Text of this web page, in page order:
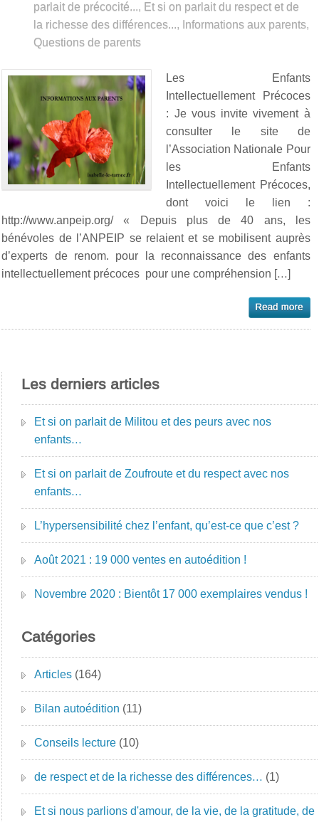
parlait de précocité..., Et si on parlait du respect et de
la richesse des différences..., Informations aux parents,
Questions de parents
Les Enfants
Intellectuellement Précoces
: Je vous invite vivement à
consulter le site de
l’Association Nationale Pour
les Enfants
Intellectuellement Précoces,
dont voici le lien :
http://www.anpeip.org/ « Depuis plus de 40 ans, les
bénévoles de l’ANPEIP se relaient et se mobilisent auprès
d’experts de renom. pour la reconnaissance des enfants
intellectuellement précoces pour une compréhension […]
Les derniers articles
Et si on parlait de Militou et des peurs avec nos
enfants…
Et si on parlait de Zoufroute et du respect avec nos
enfants…
L’hypersensibilité chez l’enfant, qu’est-ce que c’est ?
Août 2021 : 19 000 ventes en autoédition !
Novembre 2020 : Bientôt 17 000 exemplaires vendus !
Catégories
Articles (164)
Bilan autoédition (11)
Conseils lecture (10)
de respect et de la richesse des différences… (1)
Et si nous parlions d'amour, de la vie, de la gratitude, de